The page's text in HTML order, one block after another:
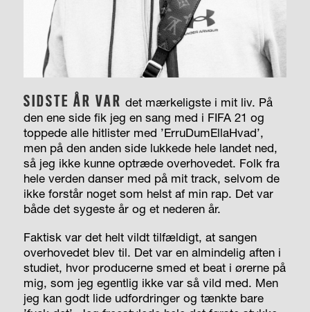
SIDSTE ÅR VAR det mærkeligste i mit liv. På
den ene side fik jeg en sang med i FIFA 21 og
toppede alle hitlister med ’ErruDumEllaHvad’,
men på den anden side lukkede hele landet ned,
så jeg ikke kunne optræde overhovedet. Folk fra
hele verden danser med på mit track, selvom de
ikke forstår noget som helst af min rap. Det var
både det sygeste år og et nederen år.
Faktisk var det helt vildt tilfældigt, at sangen
overhovedet blev til. Det var en almindelig aften i
studiet, hvor producerne smed et beat i ørerne på
mig, som jeg egentlig ikke var så vild med. Men
jeg kan godt lide udfordringer og tænkte bare